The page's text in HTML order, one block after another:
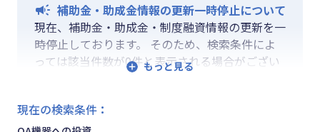
補助金・助成金情報の更新一時停止について
現在、補助金・助成金・制度融資情報の更新を一
時停止しております。 そのため、検索条件によ
っては該当件数が0件と表示される場合がござい
ます。 ご迷惑をおかけしますが、更新再開まで
なお、融資情報、ならびに「学ぶ」「作る」「相
現在の検索条件 ：